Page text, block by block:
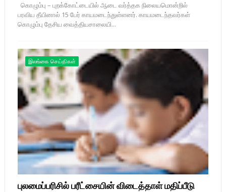
கொழும்பு – புறக்கோட்டையில் ஆடை வர்த்தக நிலையமொன்றில்
பரவிய தீயினால் 15 பேர் காயமடைந்துள்ளனர். காயமடைந்தவர்கள்
கொழும்பு தேசிய வைத்தியசாலையி...
இலங்கை செய்திகள்
புலமைப்பரிசில் பரீட்சையின் விடைத்தாள் மதிப்பீடு